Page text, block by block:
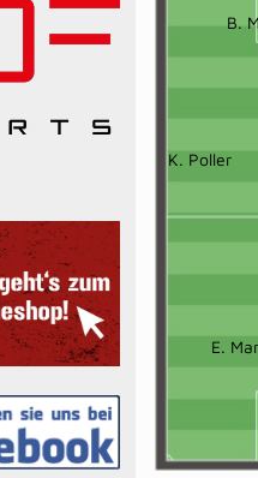
B.
K. Poller
E.